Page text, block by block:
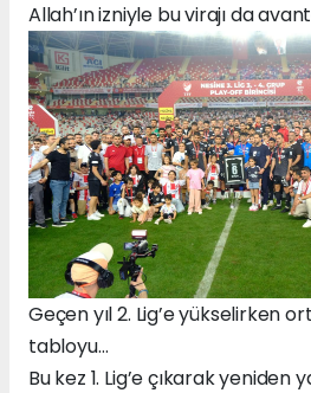
Allah’ın izniyle bu virajı da
Geçen yıl 2. Lig’e yükselirken
tabloyu…
Bu kez 1. Lig’e çıkarak yeniden